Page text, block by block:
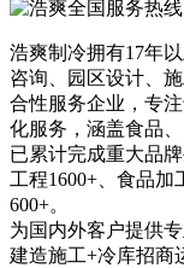
浩爽制冷拥有17年
咨询、园区设计、
合性服务企业，专
化服务，涵盖食品
已累计完成重大品
工程1600+、食品加
600+。
为国内外客户提供
建造施工+冷库招商